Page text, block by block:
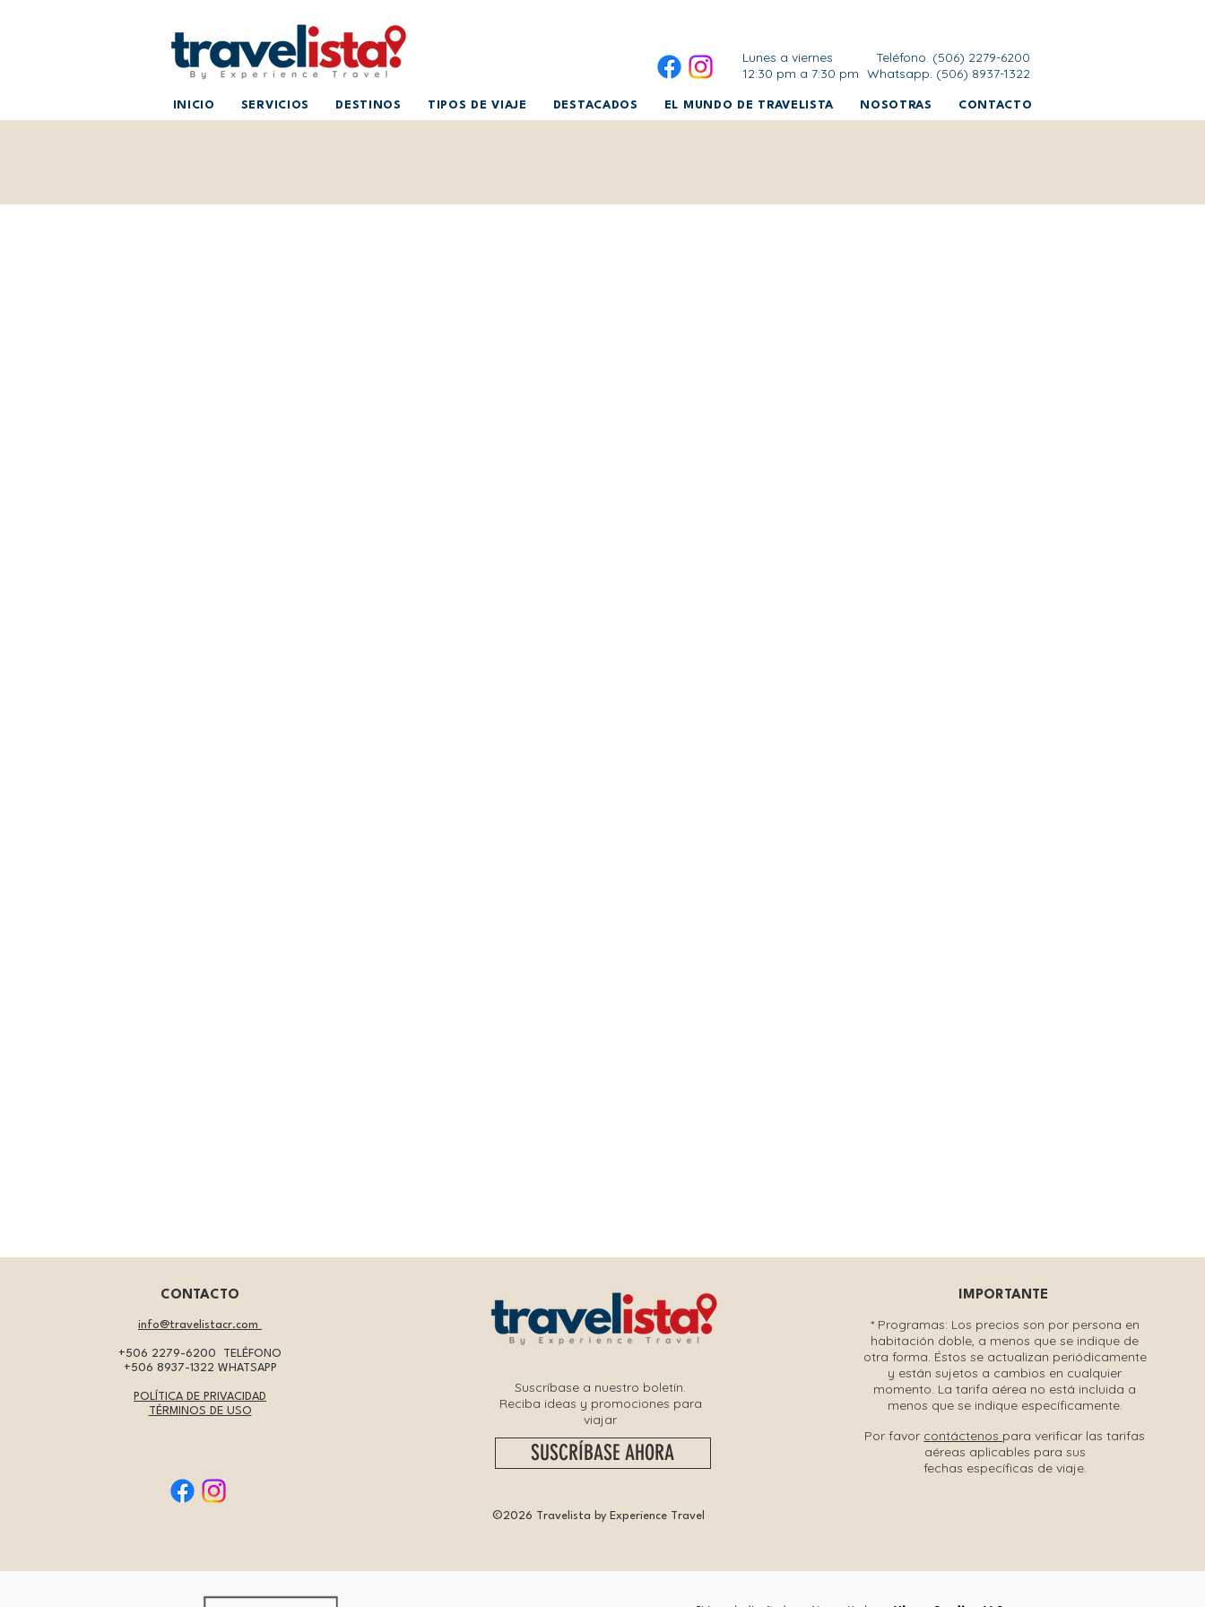
Lunes a viernes
12:30 pm a 7:30 pm
Teléfono. (506) 2279-6200
Whatsapp. (506) 8937-1322
INICIO SERVICIOS DESTINOS TIPOS DE VIAJE DESTACADOS EL MUNDO DE TRAVELISTA NOSOTRAS CONTACTO
CONTACTO
info@travelistacr.com
+506 2279-6200 TELÉFONO
+506 8937-1322 WHATSAPP
POLÍTICA DE PRIVACIDAD
TÉRMINOS DE USO
Suscríbase a nuestro boletín.
Reciba ideas y promociones para
viajar
SUSCRÍBASE AHORA
©2026 Travelista by Experience Travel
IMPORTANTE
* Programas: Los precios son por persona en
habitación doble, a menos que se indique de
otra forma. Éstos se actualizan periódicamente
y están sujetos a cambios en cualquier
momento. La tarifa aérea no está incluida a
menos que se indique específicamente.
Por favor contáctenos para verificar las tarifas
aéreas aplicables para sus
fechas específicas de viaje.